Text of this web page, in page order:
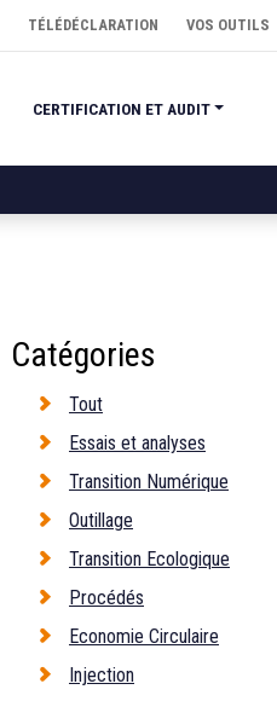
TÉLÉDÉCLARATION VOS OUTILS
CERTIFICATION ET AUDIT
Catégories
Tout
Essais et analyses
Transition Numérique
Outillage
Transition Ecologique
Procédés
Economie Circulaire
Injection